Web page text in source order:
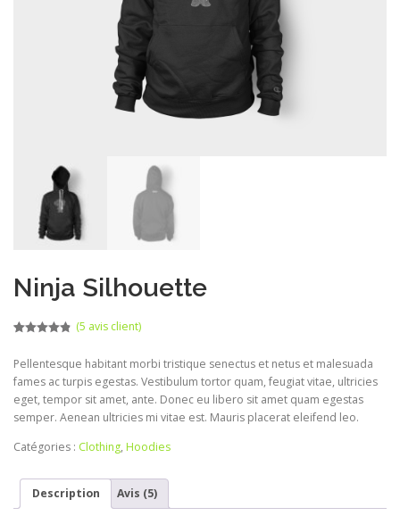
Ninja Silhouette
basé sur
notations
client
(5 avis client)
Pellentesque habitant morbi tristique senectus et netus et malesuada
fames ac turpis egestas. Vestibulum tortor quam, feugiat vitae, ultricies
eget, tempor sit amet, ante. Donec eu libero sit amet quam egestas
semper. Aenean ultricies mi vitae est. Mauris placerat eleifend leo.
Catégories : Clothing, Hoodies
Description Avis (5)